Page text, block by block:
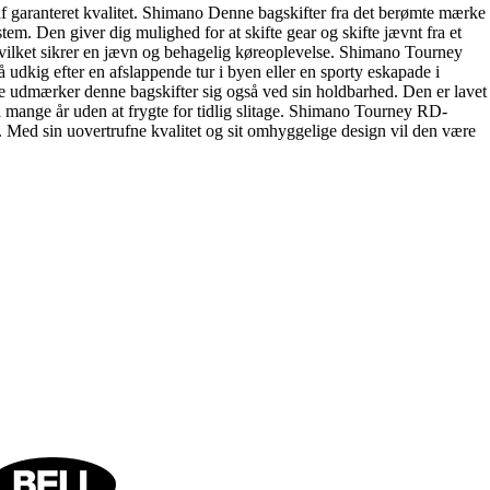
kvalitet. Shimano Denne bagskifter fra det berømte mærke
Den giver dig mulighed for at skifte gear og skifte jævnt fra et
sikrer en jævn og behagelig køreoplevelse. Shimano Tourney
efter en afslappende tur i byen eller en sporty eskapade i
denne bagskifter sig også ved sin holdbarhed. Den er lavet
år uden at frygte for tidlig slitage. Shimano Tourney RD-
sin uovertrufne kvalitet og sit omhyggelige design vil den være